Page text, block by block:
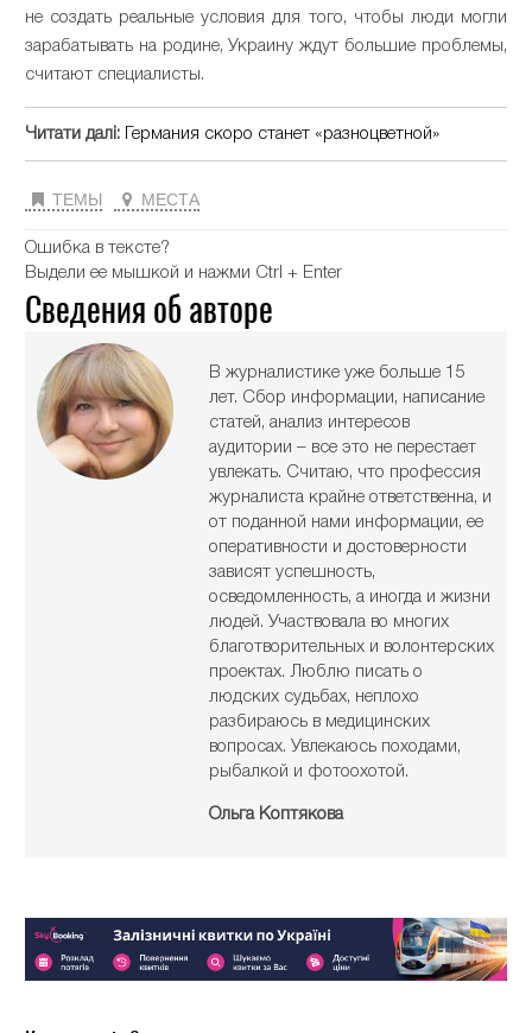
не создать реальные условия для того, чтобы люди могли
зарабатывать на родине, Украину ждут большие проблемы,
считают специалисты.
Читати далі: Германия скоро станет «разноцветной»
ТЕМЫ МЕСТА
Ошибка в тексте?
Выдели ее мышкой и нажми Ctrl + Enter
Сведения об авторе
В журналистике уже больше 15
лет. Сбор информации, написание
статей, анализ интересов
аудитории – все это не перестает
увлекать. Считаю, что профессия
журналиста крайне ответственна, и
от поданной нами информации, ее
оперативности и достоверности
зависят успешность,
осведомленность, а иногда и жизни
людей. Участвовала во многих
благотворительных и волонтерских
проектах. Люблю писать о
людских судьбах, неплохо
разбираюсь в медицинских
вопросах. Увлекаюсь походами,
рыбалкой и фотоохотой.
Ольга Коптякова